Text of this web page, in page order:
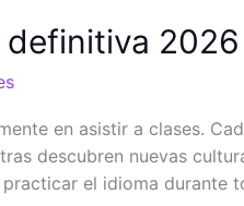
definitiva 2026
en asistir a clases.
descubren nuevas
el idioma durante